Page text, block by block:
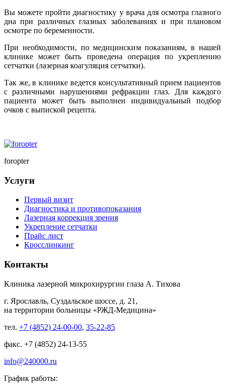
Вы можете пройти диагностику у врача для осмотра глазного
дна при различных глазных заболеваниях и при плановом
осмотре по беременности.
При необходимости, по медицинским показаниям, в нашей
клинике может быть проведена операция по укреплению
сетчатки (лазерная коагуляция сетчатки).
Так же, в клинике ведется консультативный прием пациентов
с различными нарушениями рефракции глаз. Для каждого
пациента может быть выполнен индивидуальный подбор
очков с выпиской рецепта.
foropter
Услуги
Первый визит
Диагностика и противопоказания
Лазерная коррекция зрения
Укрепление сетчатки
Прайс лист
Кросслинкинг
Контакты
Клиника лазерной микрохирургии глаза А. Тихова
г. Ярославль, Суздальское шоссе, д. 21,
на территории больницы «РЖД-Медицина»
тел. +7 (4852) 24-00-00, 35-22-85
факс. +7 (4852) 24-13-55
info@240000.ru
График работы: